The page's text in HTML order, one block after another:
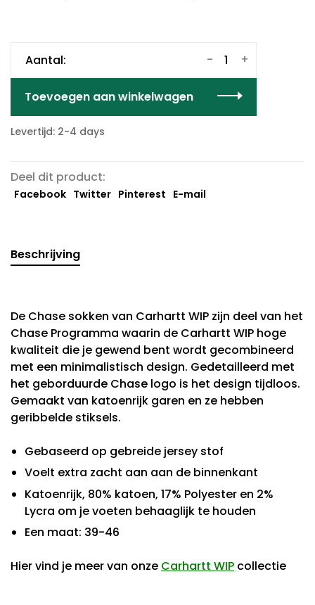
Aantal: +
-
Toevoegen aan winkelwagen
Levertijd: 2-4 days
Deel dit product:
Facebook Twitter Pinterest E-mail
Beschrijving
De Chase sokken van Carhartt WIP zijn deel van het
Chase Programma waarin de Carhartt WIP hoge
kwaliteit die je gewend bent wordt gecombineerd
met een minimalistisch design. Gedetailleerd met
het geborduurde Chase logo is het design tijdloos.
Gemaakt van katoenrijk garen en ze hebben
geribbelde stiksels.
Gebaseerd op gebreide jersey stof
Voelt extra zacht aan aan de binnenkant
Katoenrijk, 80% katoen, 17% Polyester en 2%
Lycra om je voeten behaaglijk te houden
Een maat: 39-46
Hier vind je meer van onze Carhartt WIP collectie